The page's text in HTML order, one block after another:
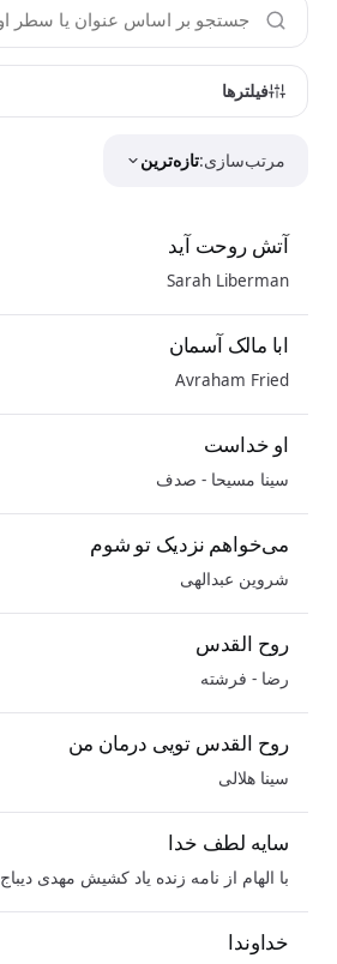
فیلترها
مرتب‌سازی:تازه‌ترین
آتش روحت آید
Sarah Liberman
ابا مالک آسمان
Avraham Fried
او خداست
سینا مسیحا - صدف
می‌خواهم نزدیک تو شوم
شروین عبدالهی
روح القدس
رضا - فرشته
روح القدس تویی درمان من
سینا هلالی
سایه لطف خدا
با الهام از نامه زنده یاد کشیش مهدی دیباج
خداوندا